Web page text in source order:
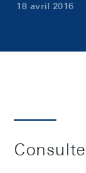
18 avril 2016